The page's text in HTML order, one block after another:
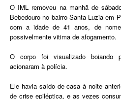
O IML removeu na manhã de
Bebedouro no bairro Santa Luzia em
com a idade de 41 anos, de
possivelmente vitima de afogamento.
O corpo foi visualizado boiando
acionaram à polícia.
Ele havia saído de casa à noite
de crise epiléptica, e as vezes